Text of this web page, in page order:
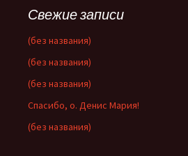
Свежие записи
(без названия)
(без названия)
(без названия)
Спасибо, о. Денис Мария!
(без названия)